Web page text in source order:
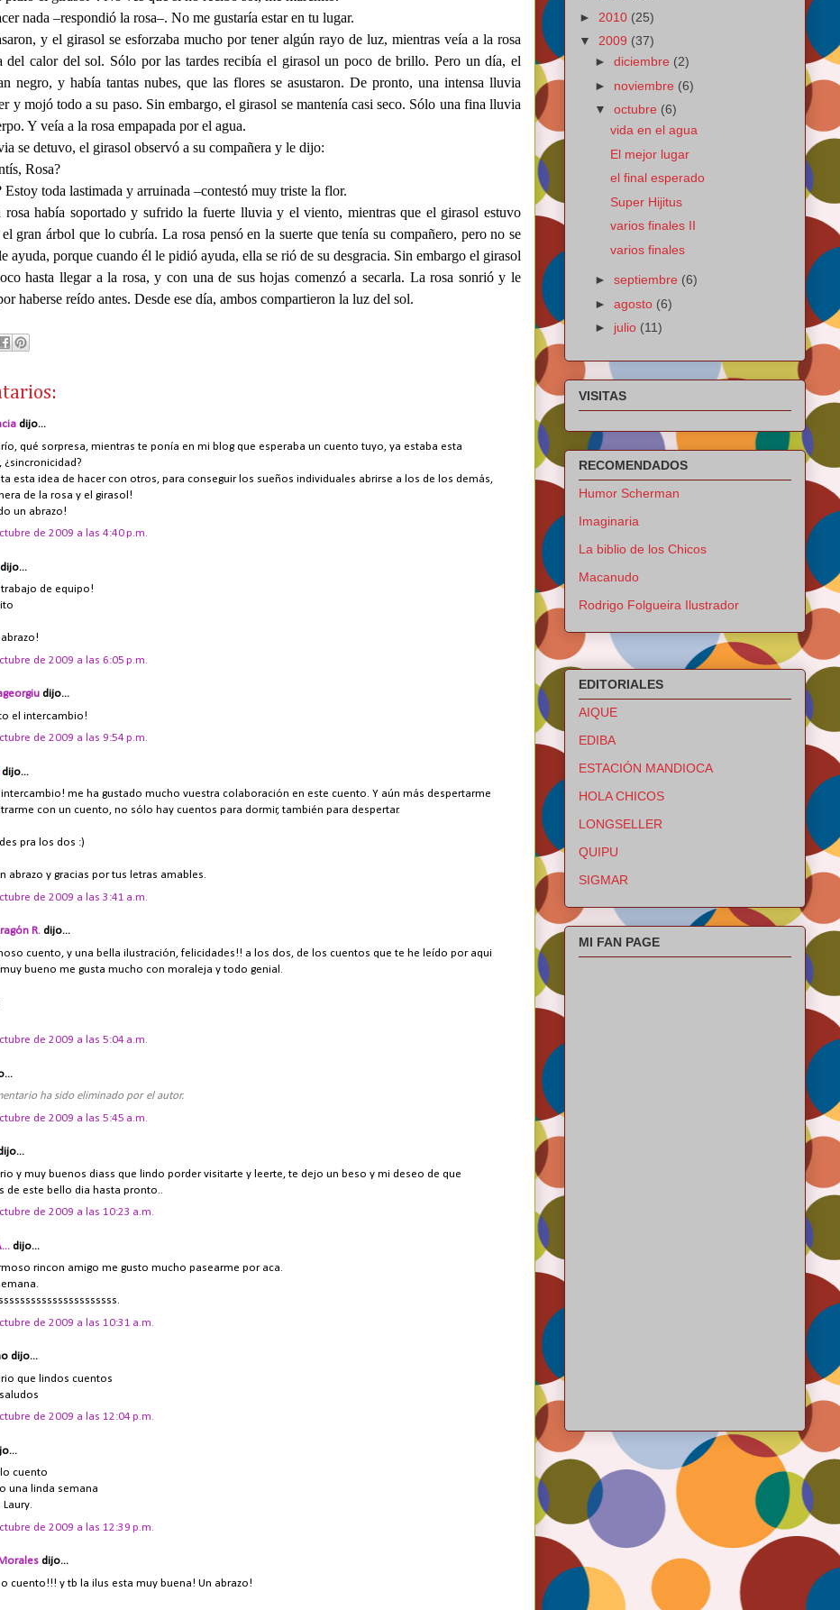
nada –respondió la rosa–. No me gustaría estar en tu lugar.
y el girasol se esforzaba mucho por tener algún rayo de luz, mientras veía a la rosa
del calor del sol. Sólo por las tardes recibía el girasol un poco de brillo. Pero un día, el
negro, y había tantas nubes, que las flores se asustaron. De pronto, una intensa lluvia
y mojó todo a su paso. Sin embargo, el girasol se mantenía casi seco. Sólo una fina lluvia
Y veía a la rosa empapada por el agua.
se detuvo, el girasol observó a su compañera y le dijo:
Rosa?
Estoy toda lastimada y arruinada –contestó muy triste la flor.
había soportado y sufrido la fuerte lluvia y el viento, mientras que el girasol estuvo
gran árbol que lo cubría. La rosa pensó en la suerte que tenía su compañero, pero no se
ayuda, porque cuando él le pidió ayuda, ella se rió de su desgracia. Sin embargo el girasol
hasta llegar a la rosa, y con una de sus hojas comenzó a secarla. La rosa sonrió y le
haberse reído antes. Desde ese día, ambos compartieron la luz del sol.
dijo...
qué sorpresa, mientras te ponía en mi blog que esperaba un cuento tuyo, ya estaba esta
¿sincronicidad?
esta idea de hacer con otros, para conseguir los sueños individuales abrirse a los de los demás,
de la rosa y el girasol!
un abrazo!
de 2009 a las 4:40 p.m.
dijo...
trabajo de equipo!
de 2009 a las 6:05 p.m.
dijo...
el intercambio!
de 2009 a las 9:54 p.m.
dijo...
intercambio! me ha gustado mucho vuestra colaboración en este cuento. Y aún más despertarme
con un cuento, no sólo hay cuentos para dormir, también para despertar.
pra los dos :)
abrazo y gracias por tus letras amables.
de 2009 a las 3:41 a.m.
R. dijo...
cuento, y una bella ilustración, felicidades!! a los dos, de los cuentos que te he leído por aqui
bueno me gusta mucho con moraleja y todo genial.
de 2009 a las 5:04 a.m.
ha sido eliminado por el autor.
de 2009 a las 5:45 a.m.
y muy buenos diass que lindo porder visitarte y leerte, te dejo un beso y mi deseo de que
de este bello dia hasta pronto..
de 2009 a las 10:23 a.m.
dijo...
rincon amigo me gusto mucho pasearme por aca.
de 2009 a las 10:31 a.m.
dijo...
que lindos cuentos
de 2009 a las 12:04 p.m.
cuento
una linda semana
Laury.
de 2009 a las 12:39 p.m.
dijo...
cuento!!! y tb la ilus esta muy buena! Un abrazo!
► 2010 (25)
▼ 2009 (37)
► diciembre (2)
► noviembre (6)
▼ octubre (6)
vida en el agua
El mejor lugar
el final esperado
Super Hijitus
varios finales II
varios finales
► septiembre (6)
► agosto (6)
► julio (11)
VISITAS
RECOMENDADOS
Humor Scherman
Imaginaria
La biblio de los Chicos
Macanudo
Rodrigo Folgueira Ilustrador
EDITORIALES
AIQUE
EDIBA
ESTACIÓN MANDIOCA
HOLA CHICOS
LONGSELLER
QUIPU
SIGMAR
MI FAN PAGE